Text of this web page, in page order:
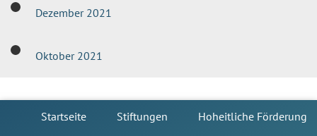
Dezember 2021
Oktober 2021
Startseite Stiftungen Hoheitliche Förderung